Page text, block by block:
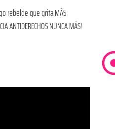
rebelde que grita MÁS
ANTIDERECHOS NUNCA MÁS!